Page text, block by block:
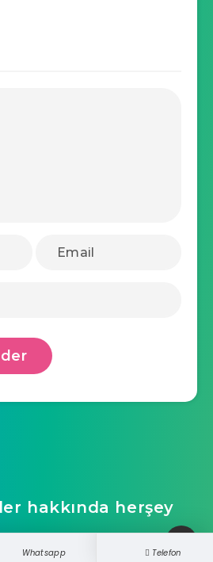
Whatsapp Telefon
hakkında herşey